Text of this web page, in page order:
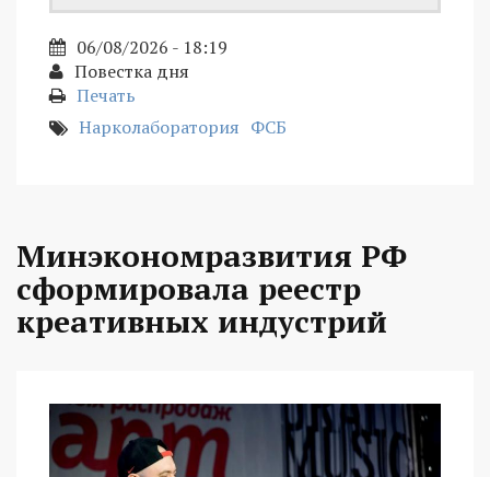
06/08/2026 - 18:19
Повестка дня
Печать
Нарколаборатория ФСБ
Минэкономразвития РФ
сформировала реестр
креативных индустрий